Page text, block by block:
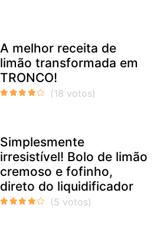
A melhor receita de
limão transformada em
TRONCO!
Simplesmente
irresistível! Bolo de limão
cremoso e fofinho,
direto do liquidificador